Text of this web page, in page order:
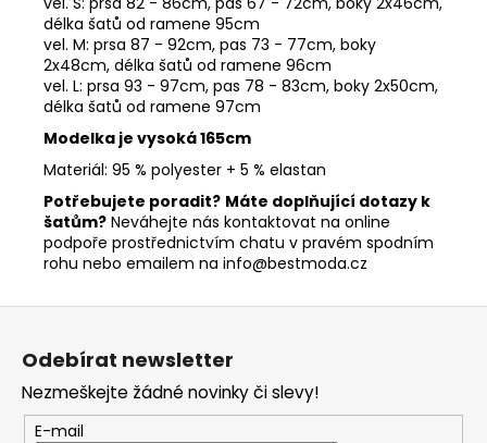
délka šatů od ramene 95cm
vel. M: prsa 87 - 92cm, pas 73 - 77cm, boky
2x48cm, délka šatů od ramene 96cm
vel. L: prsa 93 - 97cm, pas 78 - 83cm, boky 2x50cm,
délka šatů od ramene 97cm
Modelka je vysoká 165cm
Materiál: 95 % polyester + 5 % elastan
Potřebujete poradit? Máte doplňující dotazy k
šatům? Neváhejte nás kontaktovat na online
podpoře prostřednictvím chatu v pravém spodním
rohu nebo emailem na info@bestmoda.cz
Odebírat newsletter
Nezmeškejte žádné novinky či slevy!
E-mail